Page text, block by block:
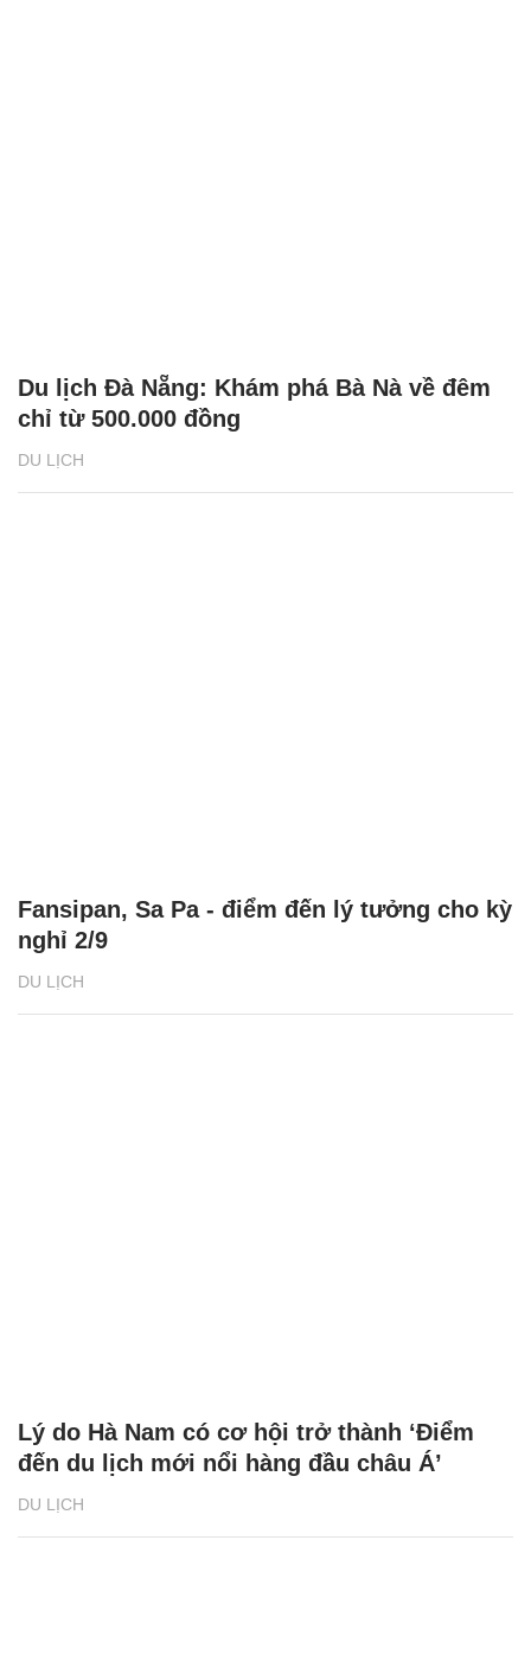
DU LỊCH
Du lịch Đà Nẵng: Khám phá Bà Nà về đêm
chỉ từ 500.000 đồng
DU LỊCH
Fansipan, Sa Pa - điểm đến lý tưởng cho kỳ
nghỉ 2/9
DU LỊCH
Lý do Hà Nam có cơ hội trở thành ‘Điểm
đến du lịch mới nổi hàng đầu châu Á’